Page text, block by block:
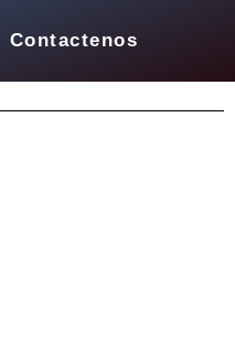
Contactenos